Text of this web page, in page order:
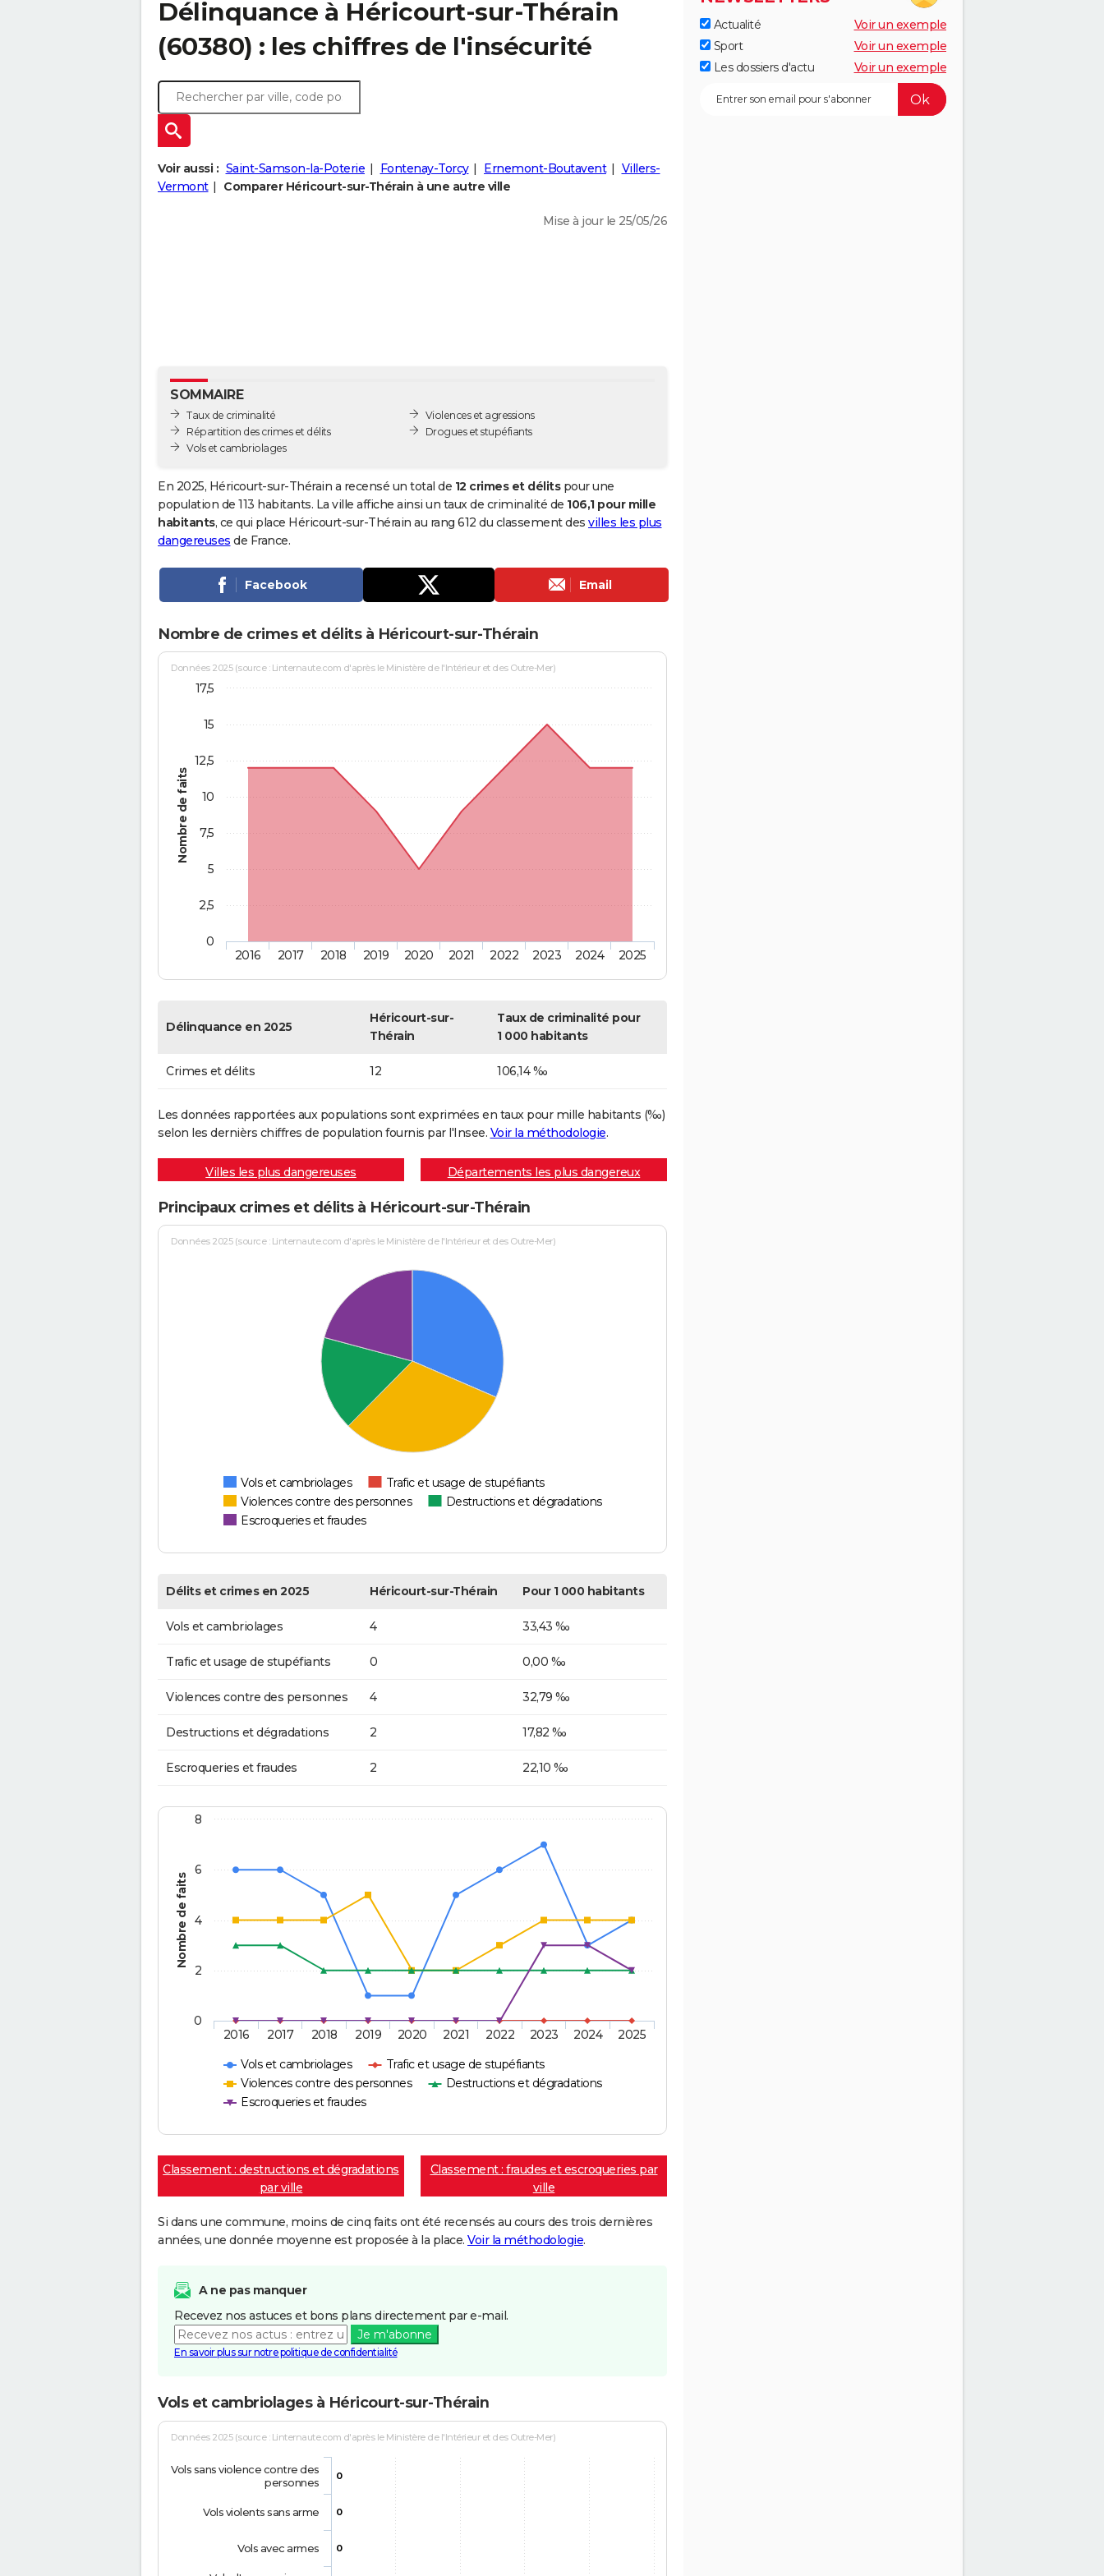
Délinquance à Héricourt-sur-Thérain
(60380) : les chiffres de l'insécurité
Voir aussi : Saint-Samson-la-Poterie Fontenay-Torcy Ernemont-Boutavent
Villers-
Vermont
Comparer Héricourt-sur-Thérain à une autre ville
Mise à jour le 25/05/26
SOMMAIRE
Taux de criminalité
Répartition des crimes et délits
Vols et cambriolages
Violences et agressions
Drogues et stupéfiants
En 2025, Héricourt-sur-Thérain a recensé un total de 12 crimes et délitspour une
population de 113 habitants. La ville affiche ainsi un taux de criminalité de 106,1 pour mille
habitants, ce qui place Héricourt-sur-Thérain au rang 612 du classement des villes les plus
dangereuses de France.
Facebook Email
Nombre de crimes et délits à Héricourt-sur-Thérain
Nombre de faits
Données 2025 (source : Linternaute.com d'après le Ministère de l'Intérieur et des Outre-Mer)
2016 2017 2018 2019 2020 2021 2022 2023 2024 2025
0
2,5
5
7,5
10
12,5
15
17,5
Délinquance en 2025
Héricourt-sur-
Thérain
Taux de criminalité pour
1 000 habitants
Crimes et délits 12 106,14 ‰
Les données rapportées aux populations sont exprimées en taux pour mille habitants (‰)
selon les dernièrs chiffres de population fournis par l'Insee. Voir la méthodologie.
Villes les plus dangereuses Départements les plus dangereux
Principaux crimes et délits à Héricourt-sur-Thérain
Données 2025 (source : Linternaute.com d'après le Ministère de l'Intérieur et des Outre-Mer)
Vols et cambriolages
Trafic et usage de stupéfiants
Violences contre des personnes
Destructions et dégradations
Escroqueries et fraudes
Délits et crimes en 2025 Héricourt-sur-Thérain Pour 1 000 habitants
Vols et cambriolages 4 33,43 ‰
Trafic et usage de stupéfiants 0 0,00 ‰
Violences contre des personnes 4 32,79 ‰
Destructions et dégradations 2 17,82 ‰
Escroqueries et fraudes 2 22,10 ‰
Nombre de faits
Vols et cambriolages
Trafic et usage de stupéfiants
Violences contre des personnes
Destructions et dégradations
Escroqueries et fraudes
2016 2017 2018 2019 2020 2021 2022 2023 2024 2025
0
2
4
6
8
Classement : destructions et dégradations
par ville
Classement : fraudes et escroqueries par
ville
Si dans une commune, moins de cinq faits ont été recensés au cours des trois dernières
années, une donnée moyenne est proposée à la place. Voir la méthodologie.
A ne pas manquer
Recevez nos astuces et bons plans directement par e-mail.
Je m'abonne
En savoir plus sur notre politique de confidentialité
Vols et cambriolages à Héricourt-sur-Thérain
Données 2025 (source : Linternaute.com d'après le Ministère de l'Intérieur et des Outre-Mer)
0
0
0
Vols sans violence contre des
personnes
Vols violents sans arme
Vols avec armes
Actualité
Voir un exemple
Sport
Voir un exemple
Les dossiers d'actu
Voir un exemple